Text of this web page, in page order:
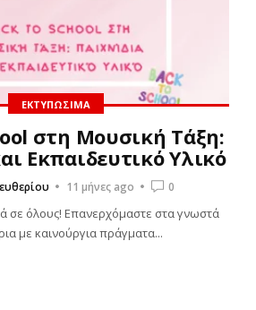
ΕΚΤΥΠΏΣΙΜΑ
στη Μουσική Τάξη:
Εκπαιδευτικό Υλικό
11 μήνες ago 0
σε όλους! Επανερχόμαστε στα γνωστά
με καινούργια πράγματα...